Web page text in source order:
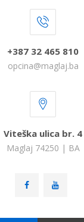
+387 32 465 810
opcina@maglaj.ba
Viteška ulica br. 4
Maglaj 74250 | BA